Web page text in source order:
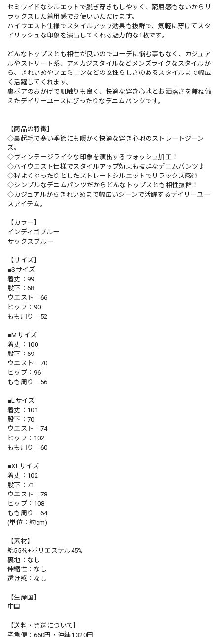
セミワイドなシルエットで脱ぎ穿きもしやすく、窮屈感もないからリ
ラックスした着用感でお使いいただけます。
ハイウエスト仕様でスタイルアップ効果も抜群で、気軽に穿けてスタ
イリッシュな印象を演出してくれる魅力的な1枚です。
どんなトップスとも相性が良いのでコーデに悩む事もなく、カジュア
ルやストリート系、アメカジスタイルなどメンズライクなスタイルか
ら、きれいめやフェミニンなどの女性らしさのあるスタイルまで幅広
く活躍してくれます。
裏ボアのおかげで肌触りも良く、快適な穿き心地とお洒落さを兼ね備
えたデイリーユースにぴったりなデニムパンツです。
【商品の特徴】
◇裏起毛で寒い季節にも暖かく快適な穿き心地のストレートジーン
ズ。
◇ヴィンテージライクな印象を演出するウォッシュ加工！
◇ハイウエスト仕様でスタイルアップ効果も抜群なデニムパンツ♪
◇程よくゆったりとしたストレートシルエットでリラックス感◎
◇シンプルなデニムパンツだからどんなトップスとも相性抜群！
◇カジュアルからきれいめまで幅広いシーンで活躍するデイリーユー
スアイテム。
【カラー】
インディゴブルー
サックスブルー
【サイズ】
■Sサイズ
着丈：99
股下：68
ウエスト：66
ヒップ：90
もも周り：52
■Mサイズ
着丈：100
股下：69
ウエスト：70
ヒップ：96
もも周り：56
■Lサイズ
着丈：101
股下：70
ウエスト：74
ヒップ：102
もも周り：60
■XLサイズ
着丈：102
股下：71
ウエスト：78
ヒップ：108
もも周り：64
(単位：約cm)
【素材】
綿55％+ポリエステル45%
裏地：なし
伸縮性：なし
透け感：なし
【生産国】
中国
【送料・発送について】
宅急便：660円・沖縄1,320円